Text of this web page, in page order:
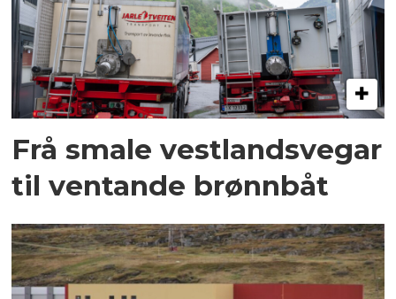
Frå smale vestlandsvegar
til ventande brønnbåt